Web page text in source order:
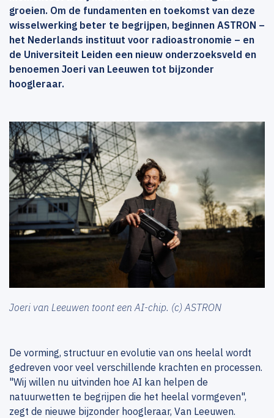
groeien. Om de fundamenten en toekomst van deze
wisselwerking beter te begrijpen, beginnen ASTRON –
het Nederlands instituut voor radioastronomie – en
de Universiteit Leiden een nieuw onderzoeksveld en
benoemen Joeri van Leeuwen tot bijzonder
hoogleraar.
Joeri van Leeuwen toont een AI-chip. (c) ASTRON
De vorming, structuur en evolutie van ons heelal wordt
gedreven voor veel verschillende krachten en processen.
"Wij willen nu uitvinden hoe AI kan helpen de
natuurwetten te begrijpen die het heelal vormgeven",
zegt de nieuwe bijzonder hoogleraar, Van Leeuwen.